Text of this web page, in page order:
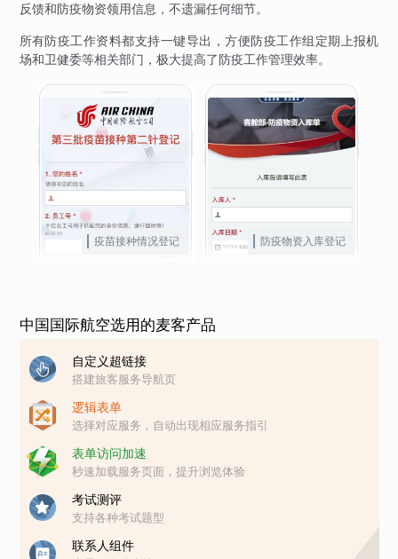
反馈和防疫物资领用信息，不遗漏任何细节。
所有防疫工作资料都支持一键导出，方便防疫工作组定期上报机
场和卫健委等相关部门，极大提高了防疫工作管理效率。
疫苗接种情况登记 防疫物资入库登记
中国国际航空选用的麦客产品
自定义超链接
搭建旅客服务导航页
逻辑表单
选择对应服务，自动出现相应服务指引
表单访问加速
秒速加载服务页面，提升浏览体验
考试测评
支持各种考试题型
联系人组件